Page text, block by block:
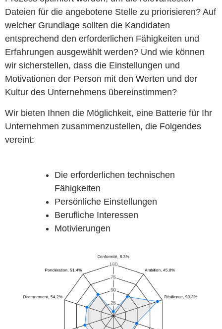
Dateien für die angebotene Stelle zu priorisieren? Auf
welcher Grundlage sollten die Kandidaten
entsprechend den erforderlichen Fähigkeiten und
Erfahrungen ausgewählt werden? Und wie können
wir sicherstellen, dass die Einstellungen und
Motivationen der Person mit den Werten und der
Kultur des Unternehmens übereinstimmen?
Wir bieten Ihnen die Möglichkeit, eine Batterie für Ihr
Unternehmen zusammenzustellen, die Folgendes
vereint:
Die erforderlichen technischen
Fähigkeiten
Persönliche Einstellungen
Berufliche Interessen
Motivierungen